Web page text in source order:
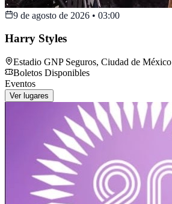
9 de agosto de 2026 • 03:00
Harry Styles
Estadio GNP Seguros, Ciudad de México
Boletos Disponibles
Eventos
Ver lugares